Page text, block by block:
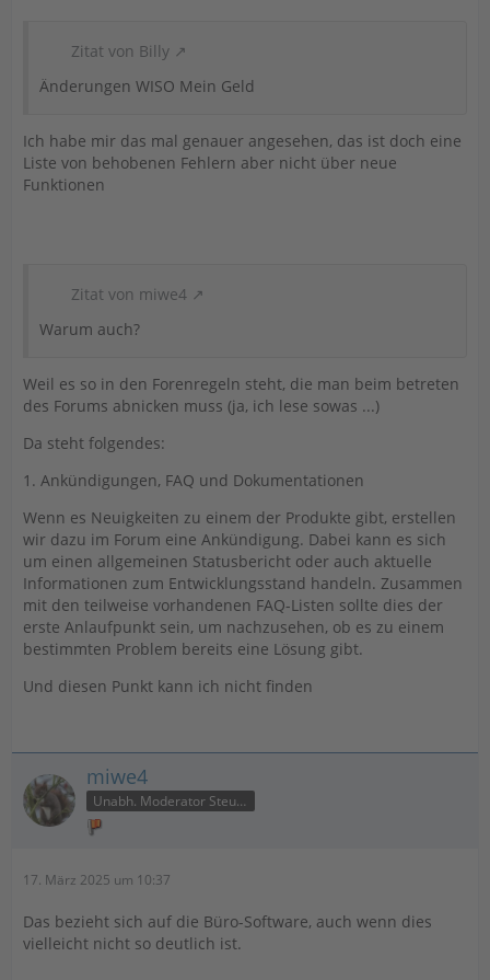
Zitat von Billy
Änderungen WISO Mein Geld
Ich habe mir das mal genauer angesehen, das ist doch eine
Liste von behobenen Fehlern aber nicht über neue
Funktionen
Zitat von miwe4
Warum auch?
Weil es so in den Forenregeln steht, die man beim betreten
des Forums abnicken muss (ja, ich lese sowas ...)
Da steht folgendes:
1. Ankündigungen, FAQ und Dokumentationen
Wenn es Neuigkeiten zu einem der Produkte gibt, erstellen
wir dazu im Forum eine Ankündigung. Dabei kann es sich
um einen allgemeinen Statusbericht oder auch aktuelle
Informationen zum Entwicklungsstand handeln. Zusammen
mit den teilweise vorhandenen FAQ-Listen sollte dies der
erste Anlaufpunkt sein, um nachzusehen, ob es zu einem
bestimmten Problem bereits eine Lösung gibt.
Und diesen Punkt kann ich nicht finden
miwe4
Unabh. Moderator Steuer
17. März 2025 um 10:37
Das bezieht sich auf die Büro-Software, auch wenn dies
vielleicht nicht so deutlich ist.